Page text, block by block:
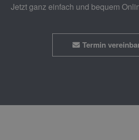
Jetzt ganz einfach und bequem
Termin